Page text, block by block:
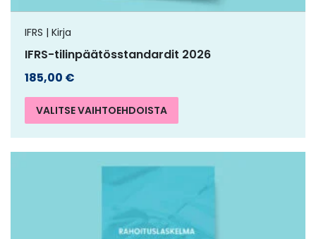
IFRS | Kirja
IFRS-tilinpäätösstandardit 2026
185,00 €
VALITSE VAIHTOEHDOISTA